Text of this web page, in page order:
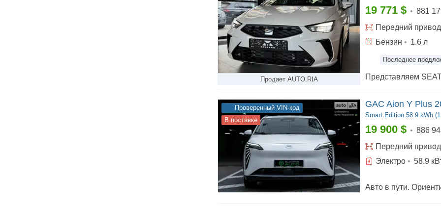
19 771 $ • 881
Передний привод
Бензин • 1.6 л
Последнее
Продает AUTO.RIA
GAC Aion Y Plus
Smart Edition 58.9 kWh
19 900 $ • 886
Передний привод
Электро • 58.9
Проверенный VIN-код
В поставке